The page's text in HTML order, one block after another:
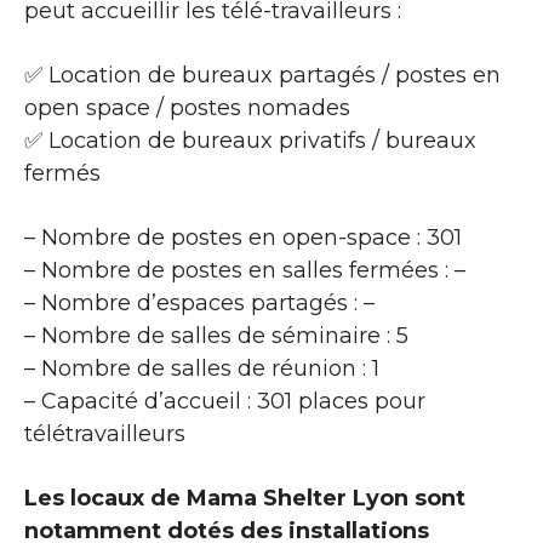
peut accueillir les télé-travailleurs :
✅ Location de bureaux partagés / postes en
open space / postes nomades
✅ Location de bureaux privatifs / bureaux
fermés
– Nombre de postes en open-space : 301
– Nombre de postes en salles fermées : –
– Nombre d’espaces partagés : –
– Nombre de salles de séminaire : 5
– Nombre de salles de réunion : 1
– Capacité d’accueil : 301 places pour
télétravailleurs
Les locaux de Mama Shelter Lyon sont
notamment dotés des installations